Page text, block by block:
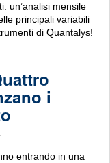
un’analisi mensile
principali variabili
di Quantalys!
i
entrando in una